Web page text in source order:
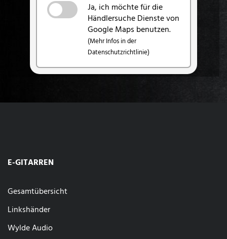
Ja, ich möchte für die
Händlersuche Dienste von
Google Maps benutzen.
(Mehr Infos in der
Datenschutzrichtlinie)
E-GITARREN
Gesamtübersicht
Linkshänder
Wylde Audio